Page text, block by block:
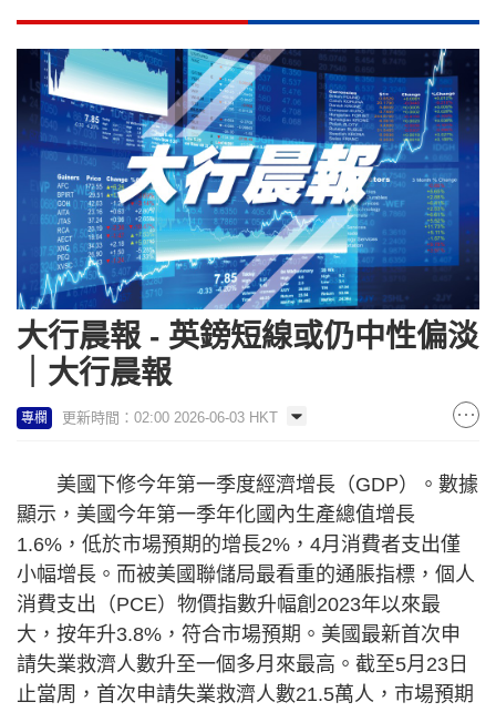
大行晨報 - 英鎊短線或仍中性偏淡
｜大行晨報
專欄 更新時間：02:00 2026-06-03 HKT
美國下修今年第一季度經濟增長（GDP）。數據
顯示，美國今年第一季年化國內生產總值增長
1.6%，低於市場預期的增長2%，4月消費者支出僅
小幅增長。而被美國聯儲局最看重的通脹指標，個人
消費支出（PCE）物價指數升幅創2023年以來最
大，按年升3.8%，符合市場預期。美國最新首次申
請失業救濟人數升至一個多月來最高。截至5月23日
止當周，首次申請失業救濟人數21.5萬人，市場預期